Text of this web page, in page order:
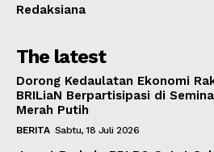
Redaksiana
The latest
Dorong Kedaulatan Ekonomi
BRILiaN Berpartisipasi di
Merah Putih
BERITA Sabtu, 18 Juli 2026